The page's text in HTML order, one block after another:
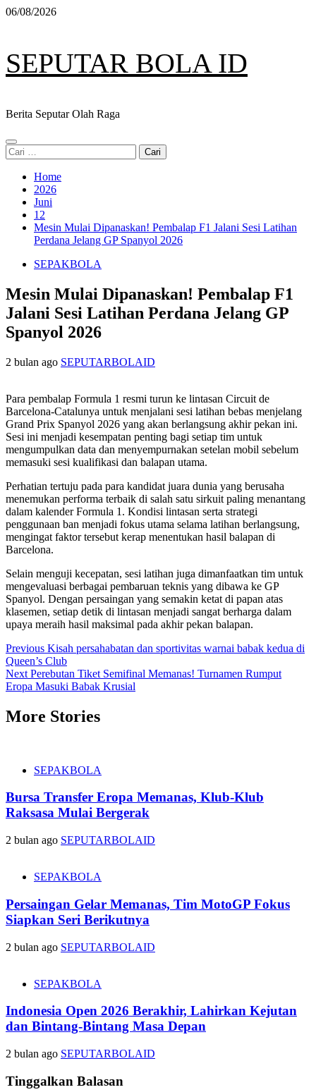
Skip
06/08/2026
SEPUTAR BOLA ID
Berita Seputar Olah Raga
Primary
Menu
Cari
untuk:
Home
2026
Juni
12
Mesin Mulai Dipanaskan! Pembalap F1 Jalani Sesi Latihan
Perdana Jelang GP Spanyol 2026
SEPAKBOLA
Mesin Mulai Dipanaskan! Pembalap F1
Jalani Sesi Latihan Perdana Jelang GP
Spanyol 2026
2 bulan ago SEPUTARBOLAID
Para pembalap Formula 1 resmi turun ke lintasan Circuit de
Barcelona-Catalunya untuk menjalani sesi latihan bebas menjelang
Grand Prix Spanyol 2026 yang akan berlangsung akhir pekan ini.
Sesi ini menjadi kesempatan penting bagi setiap tim untuk
mengumpulkan data dan menyempurnakan setelan mobil sebelum
memasuki sesi kualifikasi dan balapan utama.
Perhatian tertuju pada para kandidat juara dunia yang berusaha
menemukan performa terbaik di salah satu sirkuit paling menantang
dalam kalender Formula 1. Kondisi lintasan serta strategi
penggunaan ban menjadi fokus utama selama latihan berlangsung,
mengingat faktor tersebut kerap menentukan hasil balapan di
Barcelona.
Selain menguji kecepatan, sesi latihan juga dimanfaatkan tim untuk
mengevaluasi berbagai pembaruan teknis yang dibawa ke GP
Spanyol. Dengan persaingan yang semakin ketat di papan atas
klasemen, setiap detik di lintasan menjadi sangat berharga dalam
upaya meraih hasil maksimal pada akhir pekan balapan.
Post
navigation
Previous Kisah persahabatan dan sportivitas warnai babak kedua di
Queen’s Club
Next Perebutan Tiket Semifinal Memanas! Turnamen Rumput
Eropa Masuki Babak Krusial
More Stories
SEPAKBOLA
Bursa Transfer Eropa Memanas, Klub-Klub
Raksasa Mulai Bergerak
2 bulan ago SEPUTARBOLAID
SEPAKBOLA
Persaingan Gelar Memanas, Tim MotoGP Fokus
Siapkan Seri Berikutnya
2 bulan ago SEPUTARBOLAID
SEPAKBOLA
Indonesia Open 2026 Berakhir, Lahirkan Kejutan
dan Bintang-Bintang Masa Depan
2 bulan ago SEPUTARBOLAID
Tinggalkan Balasan